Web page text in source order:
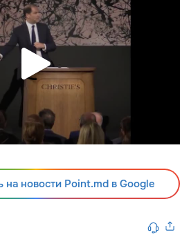
на новости Point.md в Google